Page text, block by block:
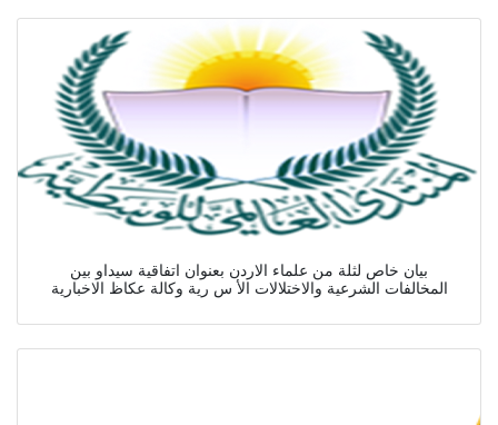
بيان خاص لثلة من علماء الاردن بعنوان اتفاقية سيداو بين
المخالفات الشرعية والاختلالات الأ س رية وكالة عكاظ الاخبارية